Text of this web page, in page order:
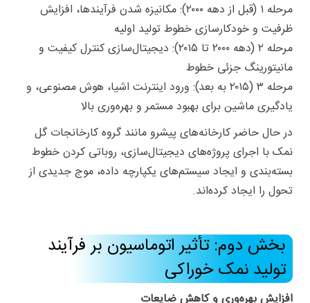
مرحله ۱ (قبل از دهه ۲۰۰۰): مکانیزه شدن فرآیندها، افزایش
ظرفیت و خودکارسازی خطوط تولید اولیه
مرحله ۲ (دهه ۲۰۰۰ تا ۲۰۱۵): دیجیتال‌سازی کنترل کیفیت و
مانیتورینگ جزئی خطوط
مرحله ۳ (۲۰۱۵ به بعد): ورود اینترنت اشیا، هوش مصنوعی، و
یادگیری ماشین برای بهبود مستمر و بهره‌وری بالا
در حال حاضر کارخانه‌های پیشرو مانند گروه کارخانجات گل
نمک با اجرای پروژه‌های دیجیتال‌سازی، روباتی کردن خطوط
بسته‌بندی و ایجاد سیستم‌های یکپارچه داده، موج جدیدی از
تحول را ایجاد کرده‌اند.
بخش دوم: تأثیر اتوماسیون بر فرآیند
تولید نمک خوراکی